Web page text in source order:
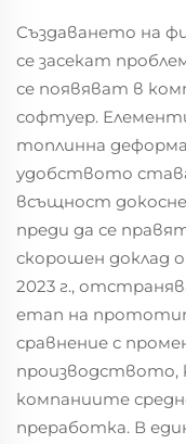
Създаването на
се засекат
се появяват в
софтуер.
топлинна
удобството
всъщност
преди да се
скорошен
2023 г.,
етап на
сравнение с
производството,
компаниите
преработка. В